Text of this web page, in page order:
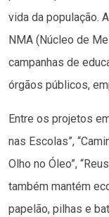
vida da população.
NMA (Núcleo de
campanhas de
órgãos públicos,
Entre os projetos
nas Escolas”,
Olho no Óleo”,
também mantém
papelão, pilhas e